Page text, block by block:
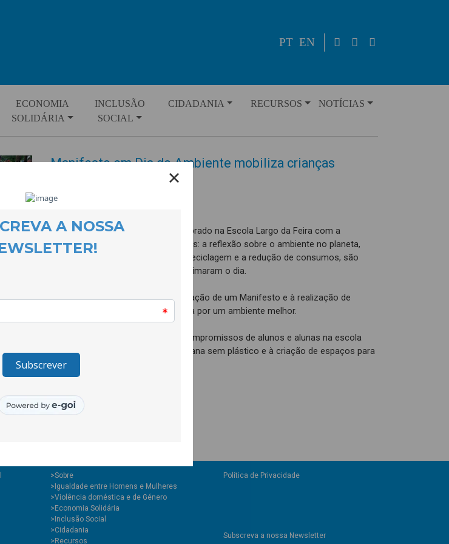
PT EN
ECONOMIA
SOLIDÁRIA
INCLUSÃO
SOCIAL
CIDADANIA RECURSOS NOTÍCIAS
Manifesto em Dia do Ambiente mobiliza crianças
27 June 2023
O Dia Mundial do Ambiente foi celebrado na Escola Largo da Feira com a
exploração das questões ambientais: a reflexão sobre o ambiente no planeta,
nomeadamente o consumismo, a reciclagem e a redução de consumos, são
alguns exemplos dos temas que animaram o dia.
Estas reflexões deram origem à criação de um Manifesto e à realização de
acções dentro do espaço da escola por um ambiente melhor.
O Manifesto pelo Ambiente e os compromissos de alunos e alunas na escola
deram lugar ao surgimento da semana sem plástico e à criação de espaços para
reciclagem dos diversos resíduos.
>Sobre
>Igualdade entre Homens e Mulheres
>Violência doméstica e de Género
>Economia Solidária
>Inclusão Social
>Cidadania
>Recursos
Política de Privacidade
Subscreva a nossa Newsletter